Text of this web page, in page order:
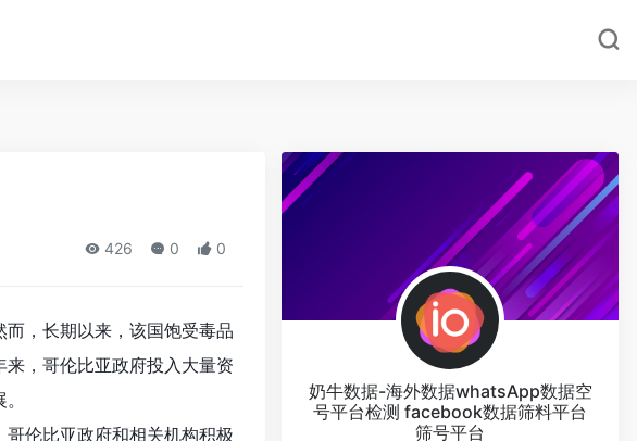
426 0 0
，长期以来，该国饱受毒品
，哥伦比亚政府投入大量资
伦比亚政府和相关机构积极
奶牛数据-海外数据whatsApp数据空
号平台检测 facebook数据筛料平台
筛号平台